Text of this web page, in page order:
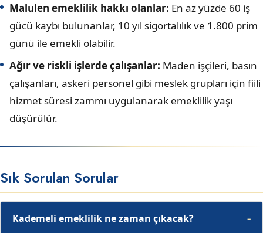
Malulen emeklilik hakkı olanlar: En az yüzde 60 iş
gücü kaybı bulunanlar, 10 yıl sigortalılık ve 1.800 prim
günü ile emekli olabilir.
Ağır ve riskli işlerde çalışanlar: Maden işçileri, basın
çalışanları, askeri personel gibi meslek grupları için fiili
hizmet süresi zammı uygulanarak emeklilik yaşı
düşürülür.
Sık Sorulan Sorular
Kademeli emeklilik ne zaman çıkacak?